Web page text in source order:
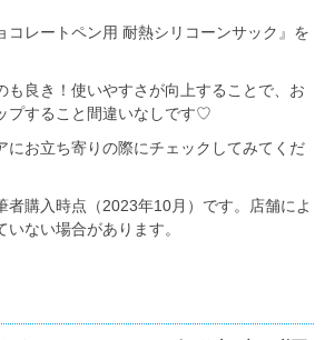
コレートペン用 耐熱シリコーンサック』を
も良き！使いやすさが向上することで、お
プすること間違いなしです♡
にお立ち寄りの際にチェックしてみてくだ
購入時点（2023年10月）です。店舗によ
ない場合があります。